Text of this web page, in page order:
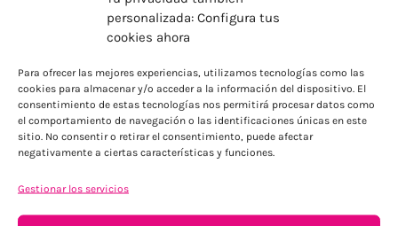
personalizada: Configura tus
cookies ahora
Para ofrecer las mejores experiencias, utilizamos tecnologías como las
cookies para almacenar y/o acceder a la información del dispositivo. El
consentimiento de estas tecnologías nos permitirá procesar datos como
el comportamiento de navegación o las identificaciones únicas en este
sitio. No consentir o retirar el consentimiento, puede afectar
negativamente a ciertas características y funciones.
Gestionar los servicios
Para Península, resto consultar